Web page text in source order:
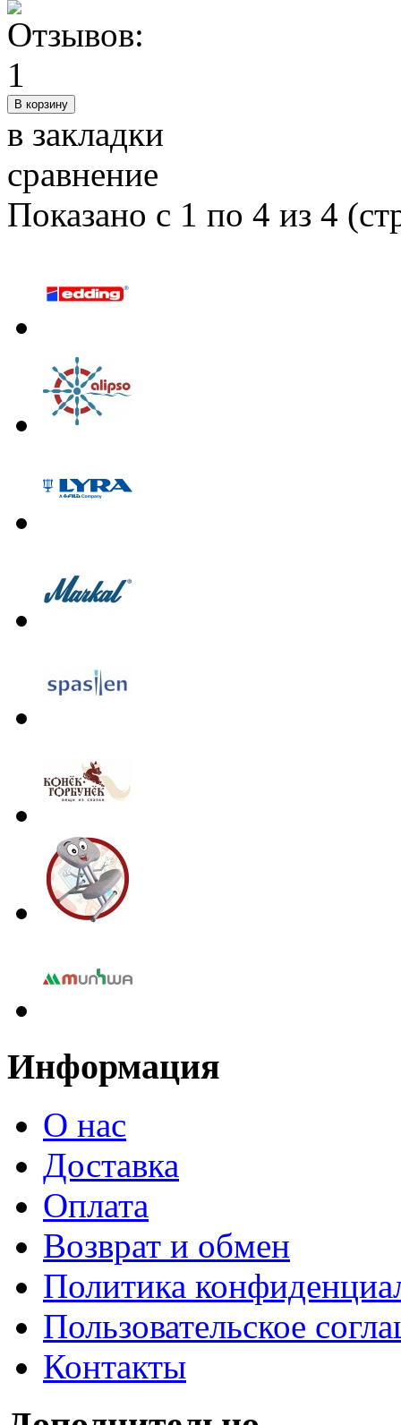
в закладки
сравнение
Показано с 1 по 4 из 4
Информация
О нас
Доставка
Оплата
Возврат и обмен
Политика
Пользовательское
Контакты